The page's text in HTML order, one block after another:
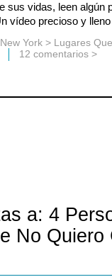
sus vidas, leen algún
vídeo precioso y
York > Lugares
12 comentarios >
a: 4
No Quiero